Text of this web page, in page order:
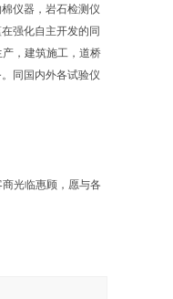
仪器，岩石检测仪
强化自主开发的同
，建筑施工，道桥
同国内外各试验仪
光临惠顾，愿与各